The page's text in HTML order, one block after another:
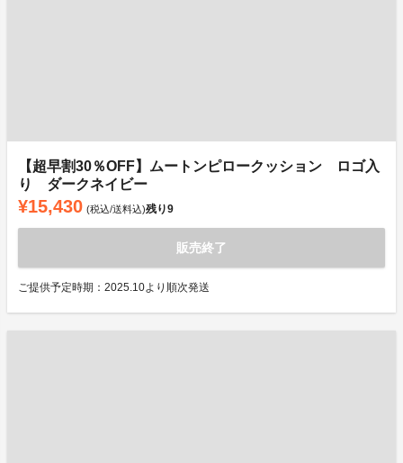
【超早割30％OFF】ムートンピロークッション ロゴ入
り ダークネイビー
¥15,430 (税込/送料込)残り9
販売終了
ご提供予定時期：2025.10より順次発送